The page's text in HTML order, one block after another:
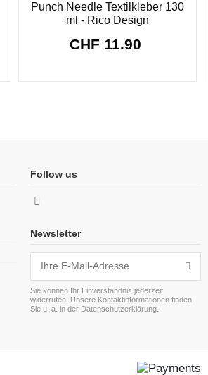
Punch Needle Textilkleber 130
ml - Rico Design
CHF 11.90
Follow us
Newsletter
Sie können Ihr Einverständnis jederzeit
widerrufen. Unsere Kontaktinformationen finden
Sie u. a. in der Datenschutzerklärung.